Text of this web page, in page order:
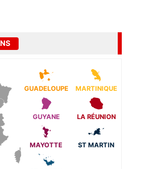
GUADELOUPE MARTINIQUE
GUYANE LA RÉUNION
MAYOTTE ST MARTIN